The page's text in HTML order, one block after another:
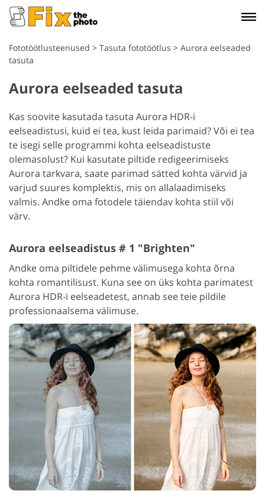
Fototöötlusteenused > Tasuta fototöötlus > Aurora eelseaded
tasuta
Aurora eelseaded tasuta
Kas soovite kasutada tasuta Aurora HDR-i
eelseadistusi, kuid ei tea, kust leida parimaid? Või ei tea
te isegi selle programmi kohta eelseadistuste
olemasolust? Kui kasutate piltide redigeerimiseks
Aurora tarkvara, saate parimad sätted kohta värvid ja
varjud suures komplektis, mis on allalaadimiseks
valmis. Andke oma fotodele täiendav kohta stiil või
värv.
Aurora eelseadistus # 1 "Brighten"
Andke oma piltidele pehme välimusega kohta õrna
kohta romantilisust. Kuna see on üks kohta parimatest
Aurora HDR-i eelseadetest, annab see teie pildile
professionaalsema välimuse.